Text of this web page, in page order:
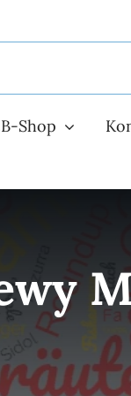
Shop